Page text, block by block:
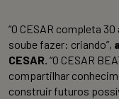
“O CESAR completa
soube fazer: criando”,
CESAR. “O CESAR
compartilhar
construir futuros